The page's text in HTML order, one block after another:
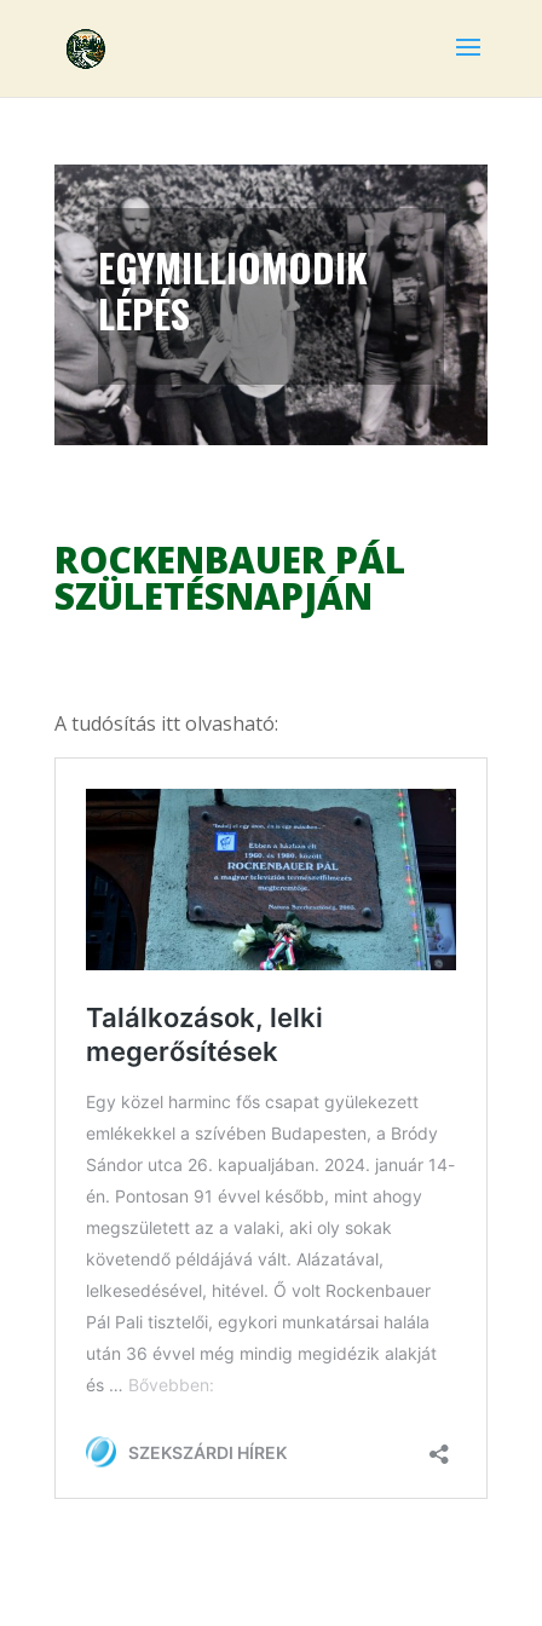
EGYMILLIOMODIK
LÉPÉS
ROCKENBAUER PÁL
SZÜLETÉSNAPJÁN
A tudósítás itt olvasható: